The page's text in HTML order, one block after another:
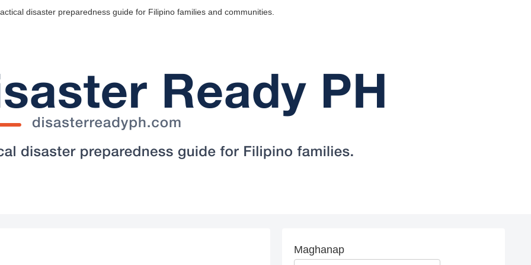
disaster preparedness guide for Filipino families and communities.
Maghanap